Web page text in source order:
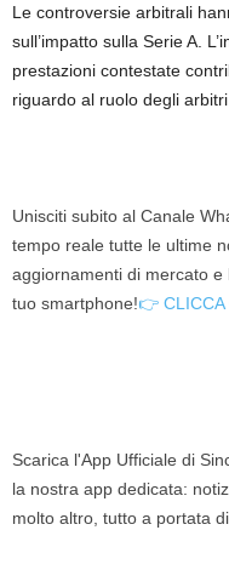
Le controversie arbitrali
sull’impatto sulla Serie A.
prestazioni contestate
riguardo al ruolo degli
Unisciti subito al Canale
tempo reale tutte le ultime
aggiornamenti di mercato
tuo smartphone!👉 CLICCA
Scarica l'App Ufficiale di
la nostra app dedicata:
molto altro, tutto a portata